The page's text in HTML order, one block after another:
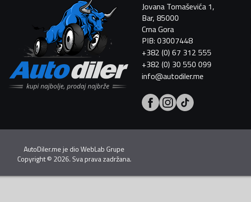
Jovana Tomaševića 1,
Bar, 85000
Crna Gora
PIB: 03007448
+382 (0) 67 312 555
+382 (0) 30 550 099
info@autodiler.me
AutoDiler.me je dioWebLab Grupe
Copyright© 2026. Sva prava zadržana.